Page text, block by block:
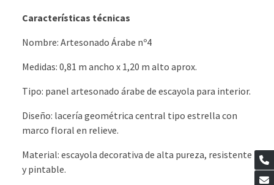
Características técnicas
Nombre: Artesonado Árabe nº4
Medidas: 0,81 m ancho x 1,20 m alto aprox.
Tipo: panel artesonado árabe de escayola para interior.
Diseño: lacería geométrica central tipo estrella con
marco floral en relieve.
Material: escayola decorativa de alta pureza, resistente
y pintable.